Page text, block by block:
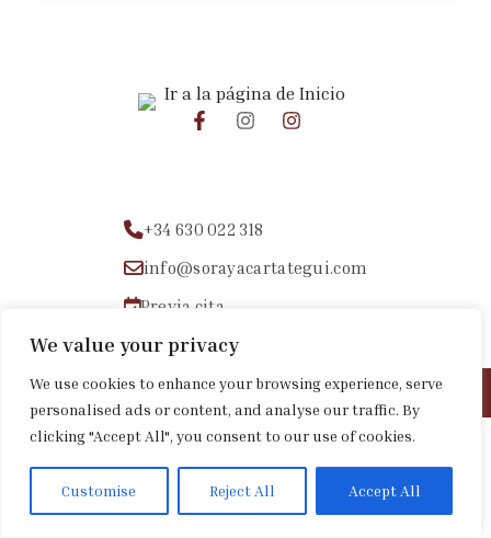
We value your privacy
We use cookies to enhance your browsing experience, serve
personalised ads or content, and analyse our traffic. By
clicking "Accept All", you consent to our use of cookies.
Customise Reject All Accept All
+34 630 022 318
info@sorayacartategui.com
Previa cita
Aviso legal|Política de privacidad|Política de cookies